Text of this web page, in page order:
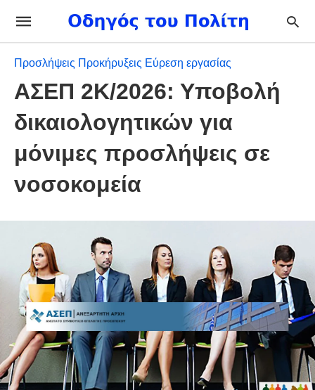
Προσλήψεις Προκήρυξεις Εύρεση εργασίας
ΑΣΕΠ 2Κ/2026: Υποβολή
δικαιολογητικών για
μόνιμες προσλήψεις σε
νοσοκομεία